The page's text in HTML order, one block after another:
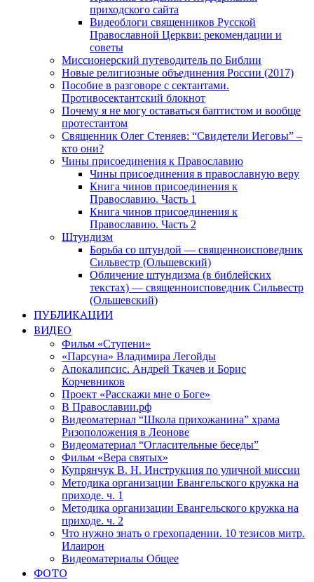
приходского сайта
Видеоблоги священников Русской
Православной Церкви: рекомендации и
советы
Миссионерский путеводитель по Библии
Новые религиозные объединения России (2017)
Пособие в разговоре с сектантами.
Противосектантский блокнот
Почему я не могу оставаться баптистом и вообще
протестантом
Священник Олег Стеняев: “Свидетели Иеговы” –
кто они?
Чины присоединения к Православию
Чины присоединения в православную веру
Книга чинов присоединения к
Православию. Часть 1
Книга чинов присоединения к
Православию. Часть 2
Штундизм
Борьба со штундой — священноисповедник
Сильвестр (Ольшевский)
Обличение штундизма (в библейских
текстах) — священноисповедник Сильвестр
(Ольшевский)
ПУБЛИКАЦИИ
ВИДЕО
Фильм «Ступени»
«Парсуна» Владимира Легойды
Апокалипсис. Андрей Ткачев и Борис
Корчевников
Проект «Расскажи мне о Боге»
В Православии.рф
Видеоматериал “Школа прихожанина” храма
Ризоположения в Леонове
Видеоматериал “Огласительные беседы”
Фильм «Вера святых»
Купрянчук В. Н. Инструкция по уличной миссии
Методика организации Евангельского кружка на
приходе. ч. 1
Методика организации Евангельского кружка на
приходе. ч. 2
Что нужно знать о грехопадении. 10 тезисов митр.
Илаирон
Видеоматериалы Общее
ФОТО